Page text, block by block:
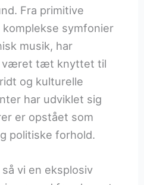
Fra primitive
symfonier
musik, har
været tæt knyttet til
og kulturelle
har udviklet sig
er opstået som
politiske forhold.
vi en eksplosiv